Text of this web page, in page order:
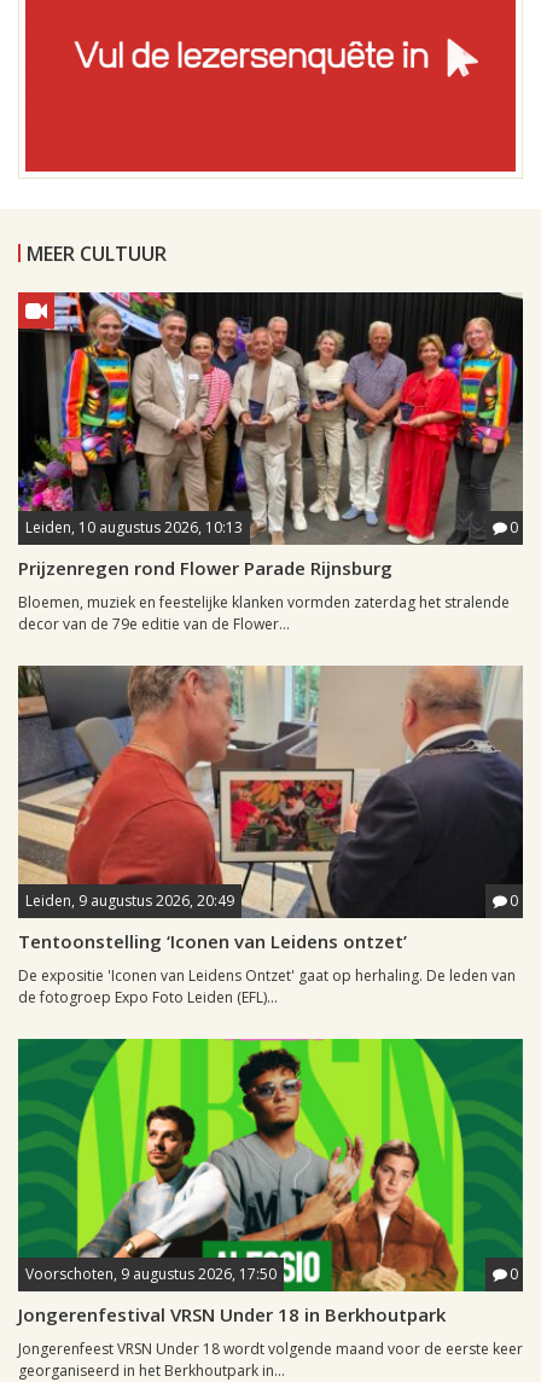
MEER CULTUUR
Leiden, 10 augustus 2026, 10:13 0
Prijzenregen rond Flower Parade Rijnsburg
Bloemen, muziek en feestelijke klanken vormden zaterdag het stralende
decor van de 79e editie van de Flower...
Leiden, 9 augustus 2026, 20:49 0
Tentoonstelling ‘Iconen van Leidens ontzet’
De expositie 'Iconen van Leidens Ontzet' gaat op herhaling. De leden van
de fotogroep Expo Foto Leiden (EFL)...
Voorschoten, 9 augustus 2026, 17:50 0
Jongerenfestival VRSN Under 18 in Berkhoutpark
Jongerenfeest VRSN Under 18 wordt volgende maand voor de eerste keer
georganiseerd in het Berkhoutpark in...